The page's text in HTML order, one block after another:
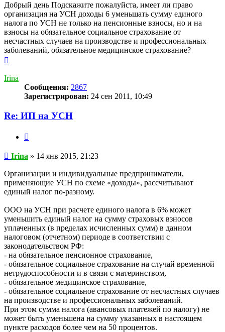
Добрый день Подскажите пожалуйста, имеет ли право
организация на УСН доходы 6 уменьшать сумму единого
налога по УСН не только на пенсионные взносы, но и на
взносы на обязательное социальное страхование от
несчастных слу­чаев на производстве и профессиональных
заболеваний, обязательное медицинское страхование?
началу
Irina
Сообщения: 2867
Зарегистрирован: 24 сен 2011, 10:49
Re: ИП на УСН
Сообщение
Irina » 14 янв 2015, 21:23
Организации и индивидуальные предприниматели,
применяющие УСН по схеме «доходы», рассчитывают
единый налог по-разному.
ООО на УСН при расчете единого налога в 6% может
уменьшить единый налог на сумму страховых взносов
уплаченных (в пределах исчисленных сумм) в данном
налоговом (отчетном) периоде в соответствии с
законодательством РФ:
- на обязательное пенсионное страхование,
- обязательное социальное страхование на случай временной
нетрудоспособности и в связи с материнством,
- обязательное медицинское страхование,
- обязательное социальное страхование от несчастных случаев
на производстве и профессиональных заболеваний.
При этом сумма налога (авансовых платежей по налогу) не
может быть уменьшена на сумму указанных в настоящем
пункте расходов более чем на 50 процентов.